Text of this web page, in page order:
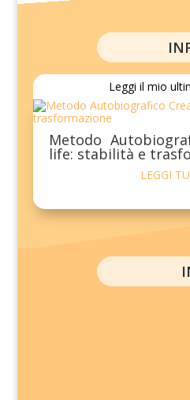
Leggi il mio
Metodo
life: stabilità e
LEGGI